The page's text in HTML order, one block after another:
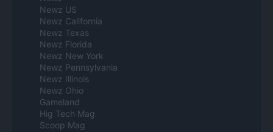
Newz US
Newz California
Newz Texas
Newz Florida
Newz New York
Newz Pennsylvania
Newz Illinois
Newz Ohio
Gameland
Hig Tech Mag
Scoop Mag